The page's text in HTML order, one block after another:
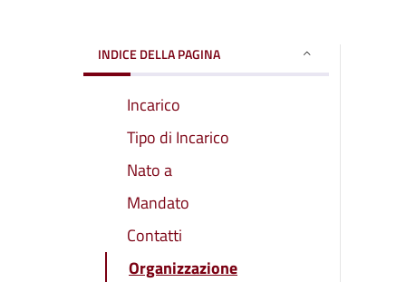
INDICE DELLA PAGINA
Incarico
Tipo di Incarico
Nato a
Mandato
Contatti
Organizzazione